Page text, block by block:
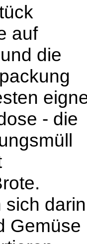
auf
die
- die
sich darin
Gemüse